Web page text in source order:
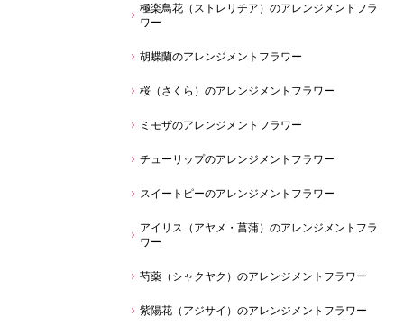
極楽鳥花（ストレリチア）のアレンジメントフラ
ワー
胡蝶蘭のアレンジメントフラワー
桜（さくら）のアレンジメントフラワー
ミモザのアレンジメントフラワー
チューリップのアレンジメントフラワー
スイートピーのアレンジメントフラワー
アイリス（アヤメ・菖蒲）のアレンジメントフラ
ワー
芍薬（シャクヤク）のアレンジメントフラワー
紫陽花（アジサイ）のアレンジメントフラワー